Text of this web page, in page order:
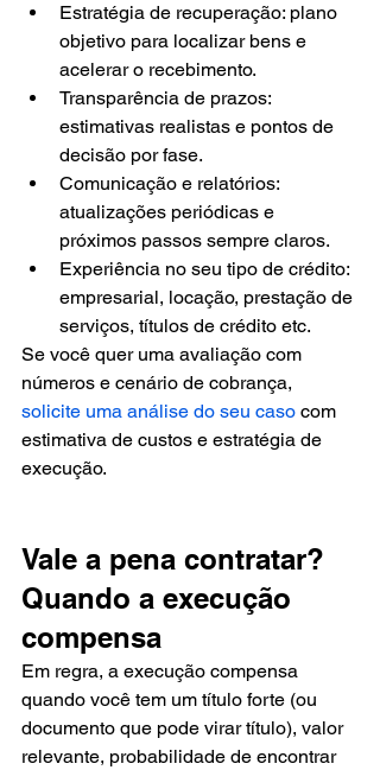
Estratégia de recuperação: plano
objetivo para localizar bens e
acelerar o recebimento.
Transparência de prazos:
estimativas realistas e pontos de
decisão por fase.
Comunicação e relatórios:
atualizações periódicas e
próximos passos sempre claros.
Experiência no seu tipo de crédito:
empresarial, locação, prestação de
serviços, títulos de crédito etc.
Se você quer uma avaliação com
números e cenário de cobrança,
solicite uma análise do seu caso com
estimativa de custos e estratégia de
execução.
Vale a pena contratar?
Quando a execução
compensa
Em regra, a execução compensa
quando você tem um título forte (ou
documento que pode virar título), valor
relevante, probabilidade de encontrar